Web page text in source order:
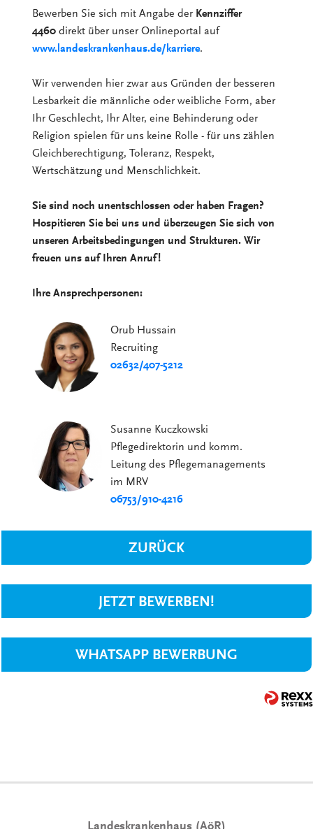
Bewerben Sie sich mit Angabe der Kennziffer
4460 direkt über unser Onlineportal auf
www.landeskrankenhaus.de/karriere.
Wir verwenden hier zwar aus Gründen der besseren
Lesbarkeit die männliche oder weibliche Form, aber
Ihr Geschlecht, Ihr Alter, eine Behinderung oder
Religion spielen für uns keine Rolle - für uns zählen
Gleichberechtigung, Toleranz, Respekt,
Wertschätzung und Menschlichkeit.
Sie sind noch unentschlossen oder haben Fragen?
Hospitieren Sie bei uns und überzeugen Sie sich von
unseren Arbeitsbedingungen und Strukturen. Wir
freuen uns auf Ihren Anruf!
Ihre Ansprechpersonen:
Orub Hussain
Recruiting
02632/407-5212
Susanne Kuczkowski
Pflegedirektorin und komm.
Leitung des Pflegemanagements
im MRV
06753/910-4216
ZURÜCK
JETZT BEWERBEN!
WHATSAPP BEWERBUNG